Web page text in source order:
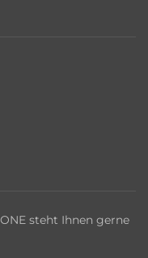
steht Ihnen gerne